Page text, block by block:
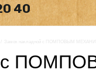
40
/  Замок накладной с ПОМПОВЫМ
с